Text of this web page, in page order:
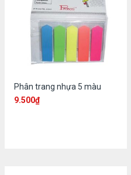
Phân trang nhựa 5 màu
9.500₫